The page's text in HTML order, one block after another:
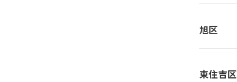
旭区
東住吉区